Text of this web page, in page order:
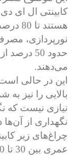
کابینتی ال ای
نورپردازی،
حدود 50
می‌دهند.
این در حالی
بالایی را نیز به
نیازی نیست که
نگهداری از آن‌ها
چراغ‌های زیر